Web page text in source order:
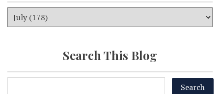
Search This Blog